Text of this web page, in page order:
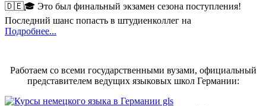
🇩🇪🎓 Это был финальный экзамен сезона поступления!
Последний шанс попасть в штудиенколлег на
Подробнее...
Работаем со всеми государственными вузами, официальный
представителем ведущих языковых школ Германии: